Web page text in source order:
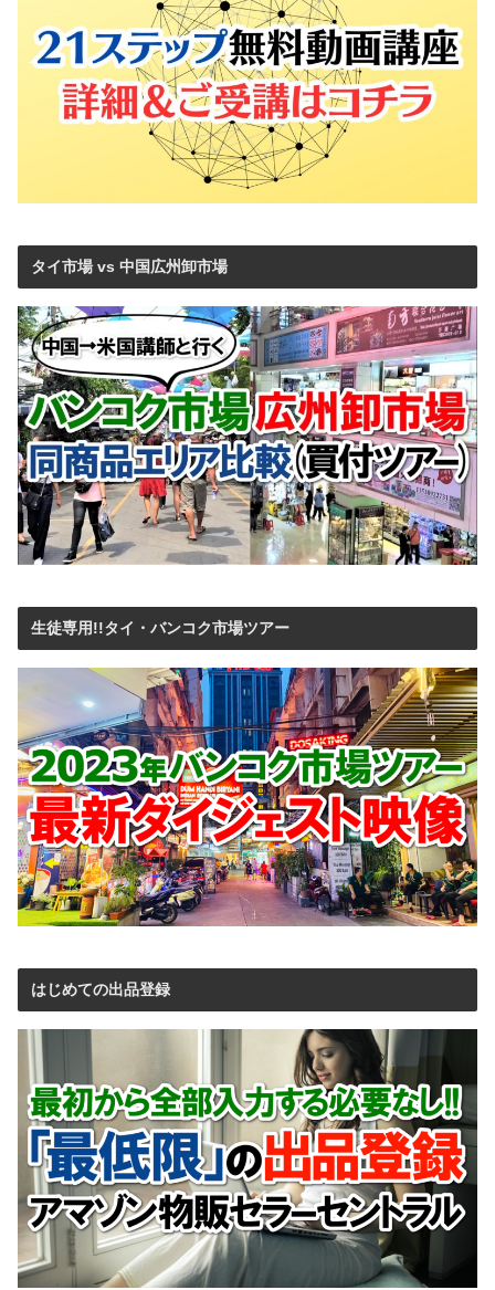
タイ市場 vs 中国広州卸市場
生徒専用!!タイ・バンコク市場ツアー
はじめての出品登録